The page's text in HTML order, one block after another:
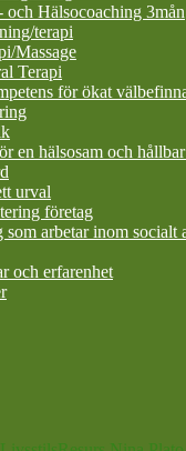
och Hälsocoaching 3mån
terapi
Massage
Terapi
för ökat
en hälsosam och
urval
företag
som arbetar inom socialt
och erfarenhet